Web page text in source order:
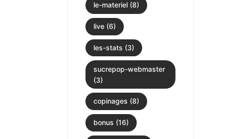
le-materiel (8)
live (6)
les-stats (3)
sucrepop-webmaster
(3)
copinages (8)
bonus (16)